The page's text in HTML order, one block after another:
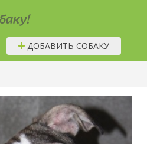
ДОБАВИТЬ СОБАКУ